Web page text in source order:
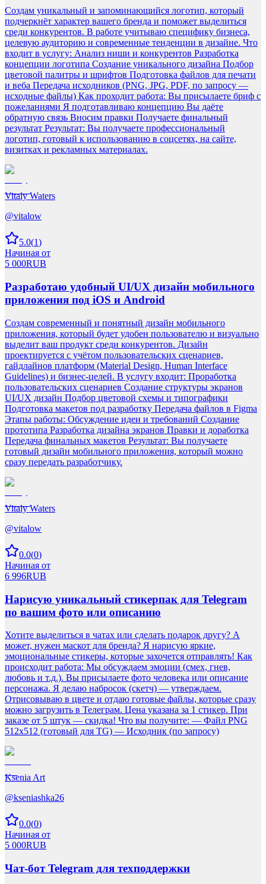
Создам уникальный и запоминающийся логотип, который
подчеркнёт характер вашего бренда и поможет выделиться
среди конкурентов. В работе учитываю специфику бизнеса,
целевую аудиторию и современные тенденции в дизайне. Что
входит в услугу: Анализ ниши и конкурентов Разработка
концепции логотипа Создание уникального дизайна Подбор
цветовой палитры и шрифтов Подготовка файлов для печати
и веба Передача исходников (PNG, JPG, PDF, по запросу —
исходные файлы) Как проходит работа: Вы присылаете бриф с
пожеланиями Я подготавливаю концепцию Вы даёте
обратную связь Вносим правки Получаете финальный
результат Результат: Вы получаете профессиональный
логотип, готовый к использованию в соцсетях, на сайте,
визитках и рекламных материалах.
Vitaly Waters
@vitalow
5.0(1)
Начиная от
5 000RUB
Разработаю удобный UI/UX дизайн мобильного
приложения под iOS и Android
Создам современный и понятный дизайн мобильного
приложения, который будет удобен пользователю и визуально
выделит ваш продукт среди конкурентов. Дизайн
проектируется с учётом пользовательских сценариев,
гайдлайнов платформ (Material Design, Human Interface
Guidelines) и бизнес-целей. В услугу входит: Проработка
пользовательских сценариев Создание структуры экранов
UI/UX дизайн Подбор цветовой схемы и типографики
Подготовка макетов под разработку Передача файлов в Figma
Этапы работы: Обсуждение идеи и требований Создание
прототипа Разработка дизайна экранов Правки и доработка
Передача финальных макетов Результат: Вы получаете
готовый дизайн мобильного приложения, который можно
сразу передать разработчику.
Vitaly Waters
@vitalow
0.0(0)
Начиная от
6 996RUB
Нарисую уникальный стикерпак для Telegram
по вашим фото или описанию
Хотите выделиться в чатах или сделать подарок другу? А
может, нужен маскот для бренда? Я нарисую яркие,
эмоциональные стикеры, которые захочется отправлять! Как
происходит работа: Мы обсуждаем эмоции (смех, гнев,
любовь и т.д.). Вы присылаете фото человека или описание
персонажа. Я делаю набросок (скетч) — утверждаем.
Отрисовываю в цвете и отдаю готовые файлы, которые сразу
можно загрузить в Телеграм. Цена указана за 1 стикер. При
заказе от 5 штук — скидка! Что вы получите: — Файл PNG
512x512 (готовый для TG) — Исходник (по запросу)
Ksenia Art
@kseniashka26
0.0(0)
Начиная от
5 000RUB
Чат-бот Telegram для техподдержки